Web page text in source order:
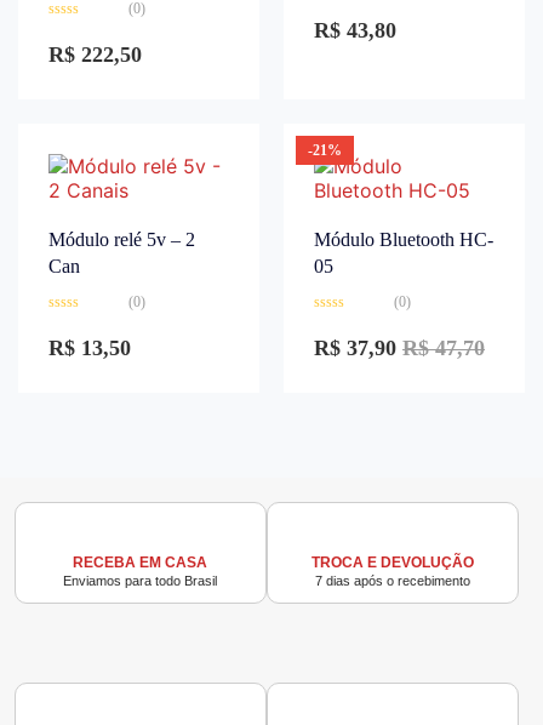
0
de
(0)
R$ 222,50
3.00 de
5
R$ 43,80
Módulo relé 5v – 2
Can
0
de
(0)
R$ 13,50
-21%
Módulo Bluetooth HC-
05
0
de
(0)
R$47,70
R$ 37,90
RECEBA EM CASA
Enviamos para todo Brasil
TROCA E DEVOLUÇÃO
7 dias após o recebimento